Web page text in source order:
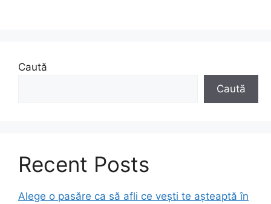
Caută
Caută
Recent Posts
Alege o pasăre ca să afli ce vești te așteaptă în